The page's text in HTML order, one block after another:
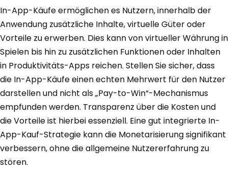
In-App-Käufe ermöglichen es Nutzern, innerhalb der
Anwendung zusätzliche Inhalte, virtuelle Güter oder
Vorteile zu erwerben. Dies kann von virtueller Währung in
Spielen bis hin zu zusätzlichen Funktionen oder Inhalten
in Produktivitäts-Apps reichen. Stellen Sie sicher, dass
die In-App-Käufe einen echten Mehrwert für den Nutzer
darstellen und nicht als „Pay-to-Win“-Mechanismus
empfunden werden. Transparenz über die Kosten und
die Vorteile ist hierbei essenziell. Eine gut integrierte In-
App-Kauf-Strategie kann die Monetarisierung signifikant
verbessern, ohne die allgemeine Nutzererfahrung zu
stören.